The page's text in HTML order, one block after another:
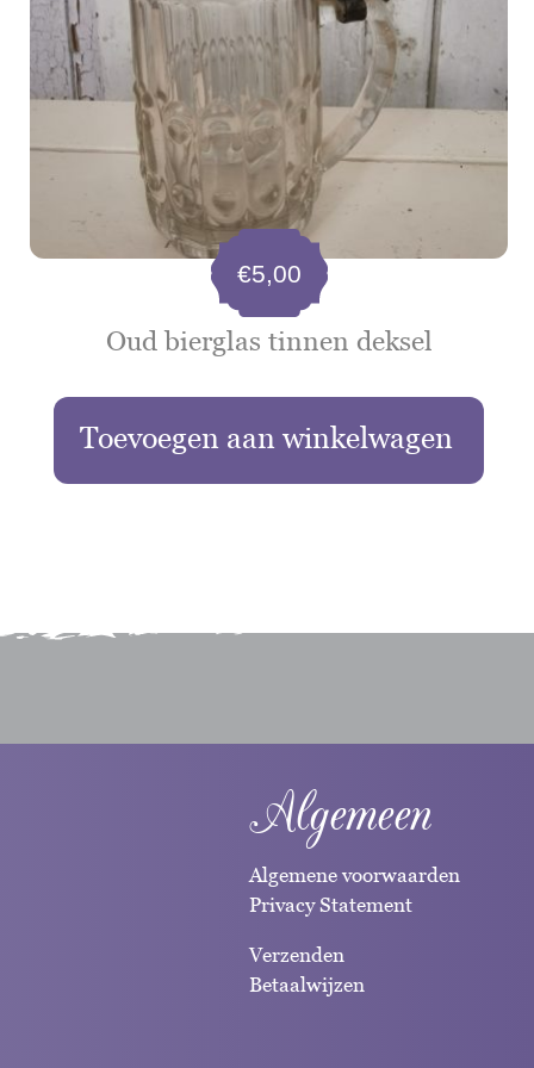
Oud bierglas tinnen deksel
€5,00
Toevoegen aan winkelwagen
Algemeen
Algemene voorwaarden
Privacy Statement
Verzenden
Betaalwijzen